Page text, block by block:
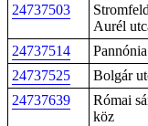
24737503
Stromfeld
Aurél
24737514
24737525
Bolgár
24737639
Római
köz